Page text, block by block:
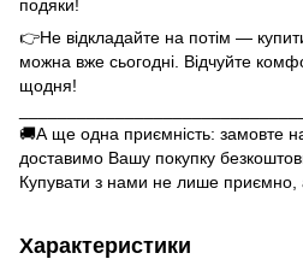
подяки!
👉Не відкладайте на потім —
можна вже сьогодні. Відчуйте
щодня!
🚚А ще одна приємність: замовте
доставимо Вашу покупку
Купувати з нами не лише приємно,
Характеристики